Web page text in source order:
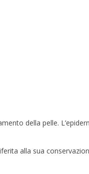
della pelle.
alla sua